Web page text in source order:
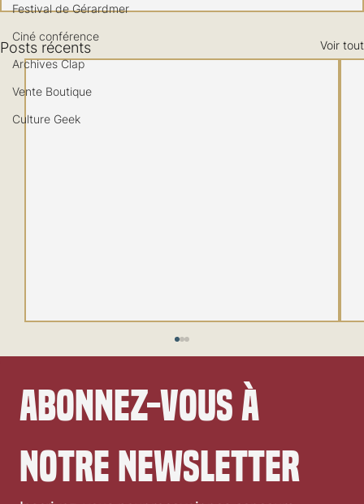
Festival de Gérardmer
Ciné conférence
Archives Clap
Vente Boutique
Culture Geek
Posts récents Voir tout
Abonnez-vous à
notre newsletter